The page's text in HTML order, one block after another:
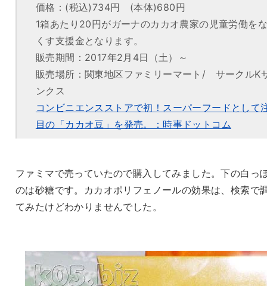
価格：(税込)734円 (本体)680円
1箱あたり20円がガーナのカカオ農家の児童労働をな
くす支援金となります。
販売期間：2017年2月4日（土）～
販売場所：関東地区ファミリーマート/ サークルK
ンクス
コンビニエンスストアで初！スーパーフードとして
目の「カカオ豆」を発売。：時事ドットコム
ファミマで売っていたので購入してみました。下の白っ
のは砂糖です。カカオポリフェノールの効果は、検索で
てみたけどわかりませんでした。